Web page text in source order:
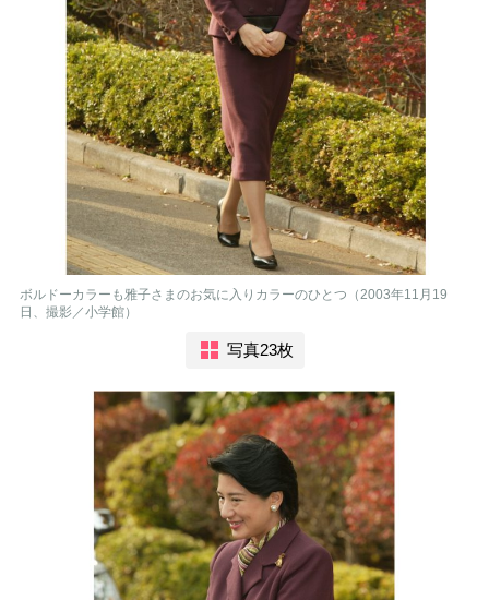
ボルドーカラーも雅子さまのお気に入りカラーのひとつ（2003年11月19
日、撮影／小学館）
写真23枚